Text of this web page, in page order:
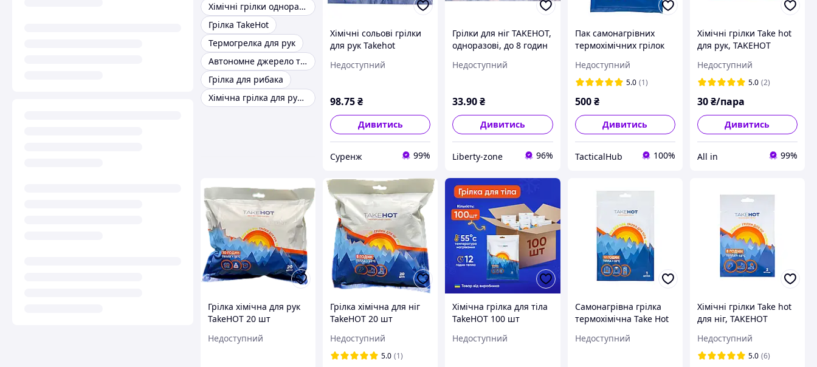
Хімічні грілки одноразові
Грілка TakeHot
Термогрелка для рук
Автономне джерело тепла
Грілка для рибака
Хімічна грілка для рук повсякденна
Хімічні сольові грілки
для рук Takehot
активного відпочинку 1
Недоступний
98.75₴
Дивитись
Суренж 99%
Грілки для ніг TAKEHOT,
одноразові, до 8 годин
Недоступний
33.90₴
Дивитись
Liberty-zone 96%
Пак самонагрівних
термохімічних грілок
Недоступний
5.0 (1)
500 ₴
Дивитись
TacticalHub 100%
Хімічні грілки Take hot
для рук, TAKEHOT
Недоступний
5.0 (2)
30₴/пара
Дивитись
All in 99%
Грілка хімічна для рук
TakeHOT 20 шт
Недоступний
Грілка хімічна для ніг
TakeHOT 20 шт
Недоступний
5.0 (1)
Хімічна грілка для тіла
TakeHOT 100 шт
термогрілки до 12
Недоступний
Самонагрівна грілка
термохімічна Take Hot
Недоступний
Хімічні грілки Take hot
для ніг, TAKEHOT
Недоступний
5.0 (6)